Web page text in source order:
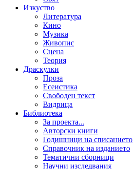
Изкуство
Литература
Кино
Музика
Живопис
Сцена
Теория
Драскулки
Проза
Есеистика
Свободен текст
Видрица
Библиотека
За проекта...
Авторски книги
Годишници на списанието
Справочник на изданието
Тематични сборници
Научни изследвания